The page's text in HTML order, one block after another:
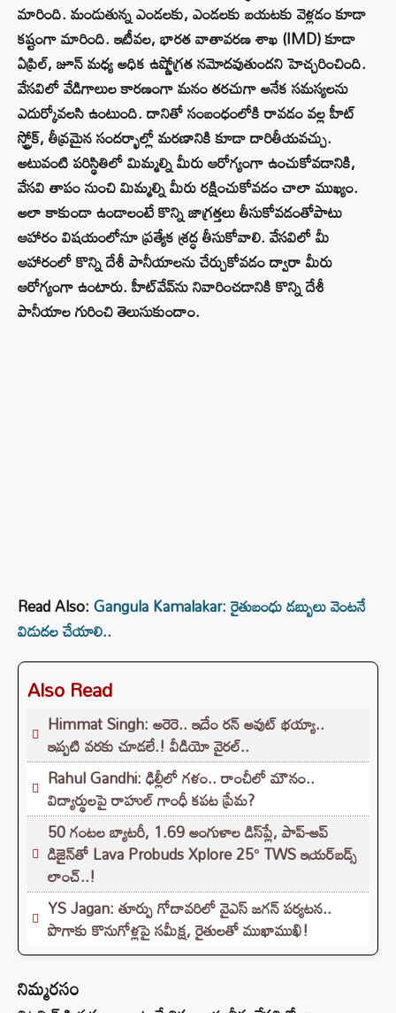
మారింది. మండుతున్న ఎండలకు, ఎండలకు బయటకు వెళ్లడం కూడా
కష్టంగా మారింది. ఇటీవల, భారత వాతావరణ శాఖ (IMD) కూడా
ఏప్రిల్, జూన్ మధ్య అధిక ఉష్ణోగ్రత నమోదవుతుందని హెచ్చరించింది.
వేసవిలో వేడిగాలుల కారణంగా మనం తరచుగా అనేక సమస్యలను
ఎదుర్కోవలసి ఉంటుంది. దానితో సంబంధంలోకి రావడం వల్ల హీట్
స్ట్రోక్, తీవ్రమైన సందర్భాల్లో మరణానికి కూడా దారితీయవచ్చు.
అటువంటి పరిస్థితిలో మిమ్మల్ని మీరు ఆరోగ్యంగా ఉంచుకోవడానికి,
వేసవి తాపం నుంచి మిమ్మల్ని మీరు రక్షించుకోవడం చాలా ముఖ్యం.
అలా కాకుండా ఉండాలంటే కొన్ని జాగ్రత్తలు తీసుకోవడంతోపాటు
ఆహారం విషయంలోనూ ప్రత్యేక శ్రద్ధ తీసుకోవాలి. వేసవిలో మీ
ఆహారంలో కొన్ని దేశీ పానీయాలను చేర్చుకోవడం ద్వారా మీరు
ఆరోగ్యంగా ఉంటారు. హీట్‌వేవ్‌ను నివారించడానికి కొన్ని దేశీ
పానీయాల గురించి తెలుసుకుందాం.
Read Also:Gangula Kamalakar: రైతుబంధు డబ్బులు వెంటనే
విడుదల చేయాలి..
Also Read
Himmat Singh: అరెరె.. ఇదేం రన్ అవుట్ భయ్యా..
ఇప్పటి వరకు చూడలే.! వీడియో వైరల్..
Rahul Gandhi: ఢిల్లీలో గళం.. రాంచీలో మౌనం..
విద్యార్థులపై రాహుల్ గాంధీ కపట ప్రేమ?
50 గంటల బ్యాటరీ, 1.69 అంగుళాల డిస్‌ప్లే, పాప్-అప్
డిజైన్‌తో Lava Probuds Xplore 25° TWS ఇయర్‌బడ్స్
లాంచ్..!
YS Jagan: తూర్పు గోదావరిలో వైఎస్ జగన్ పర్యటన..
పొగాకు కొనుగోళ్లపై సమీక్ష, రైతులతో ముఖాముఖి!
నిమ్మరసం